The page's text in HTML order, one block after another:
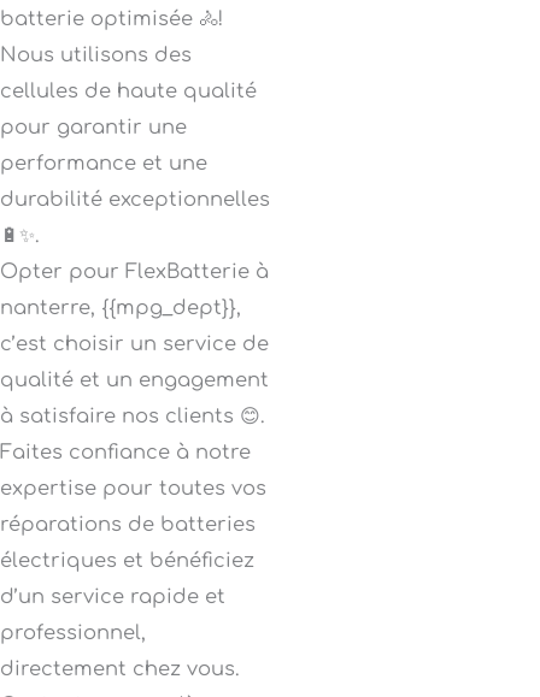
batterie optimisée 🚴!
Nous utilisons des
cellules de haute qualité
pour garantir une
performance et une
durabilité exceptionnelles
🔋✨.
Opter pour FlexBatterie à
nanterre, {{mpg_dept}},
c’est choisir un service de
qualité et un engagement
à satisfaire nos clients 😊.
Faites confiance à notre
expertise pour toutes vos
réparations de batteries
électriques et bénéficiez
d’un service rapide et
professionnel,
directement chez vous.